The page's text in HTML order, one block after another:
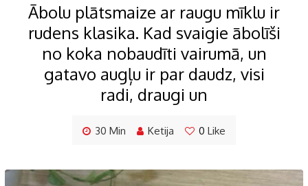
Ābolu plātsmaize ar raugu mīklu ir
rudens klasika. Kad svaigie ābolīši
no koka nobaudīti vairumā, un
gatavo augļu ir par daudz, visi
radi, draugi un
30 Min Ketija 0 Like